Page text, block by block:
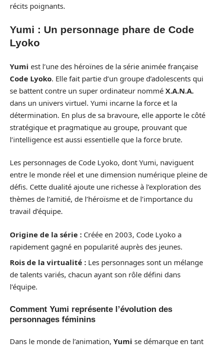
récits poignants.
Yumi : Un personnage phare de Code
Lyoko
Yumi est l’une des héroïnes de la série animée française
Code Lyoko. Elle fait partie d’un groupe d’adolescents qui
se battent contre un super ordinateur nommé X.A.N.A.
dans un univers virtuel. Yumi incarne la force et la
détermination. En plus de sa bravoure, elle apporte le côté
stratégique et pragmatique au groupe, prouvant que
l’intelligence est aussi essentielle que la force brute.
Les personnages de Code Lyoko, dont Yumi, naviguent
entre le monde réel et une dimension numérique pleine de
défis. Cette dualité ajoute une richesse à l’exploration des
thèmes de l’amitié, de l’héroïsme et de l’importance du
travail d’équipe.
Origine de la série : Créée en 2003, Code Lyoko a
rapidement gagné en popularité auprès des jeunes.
Rois de la virtualité : Les personnages sont un mélange
de talents variés, chacun ayant son rôle défini dans
l’équipe.
Comment Yumi représente l’évolution des
personnages féminins
Dans le monde de l’animation, Yumi se démarque en tant